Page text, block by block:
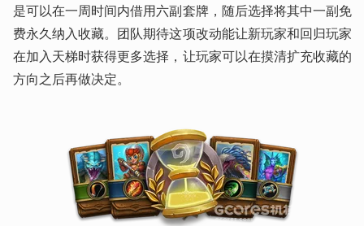
是可以在一周时间内借用六副套牌，随后选择将其中一副免
费永久纳入收藏。团队期待这项改动能让新玩家和回归玩家
在加入天梯时获得更多选择，让玩家可以在摸清扩充收藏的
方向之后再做决定。